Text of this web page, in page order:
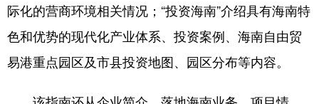
际化的营商环境相关情况；“投资海南”介绍具有海南特
色和优势的现代化产业体系、投资案例、海南自由贸
易港重点园区及市县投资地图、园区分布等内容。